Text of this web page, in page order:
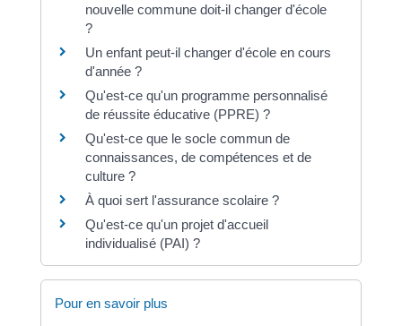
nouvelle commune doit-il changer d'école
?
Un enfant peut-il changer d'école en cours
d'année ?
Qu'est-ce qu'un programme personnalisé
de réussite éducative (PPRE) ?
Qu'est-ce que le socle commun de
connaissances, de compétences et de
culture ?
À quoi sert l'assurance scolaire ?
Qu'est-ce qu'un projet d'accueil
individualisé (PAI) ?
Pour en savoir plus